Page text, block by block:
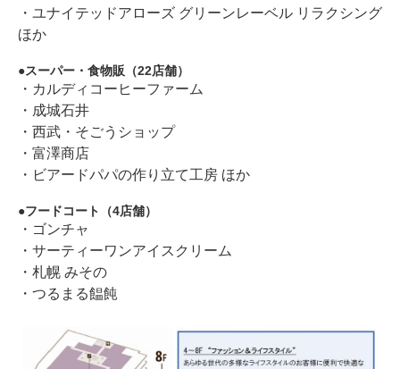
・ユナイテッドアローズ グリーンレーベル リラクシング
ほか
スーパー・食物販（22店舗）
・カルディコーヒーファーム
・成城石井
・西武・そごうショップ
・富澤商店
・ビアードパパの作り立て工房 ほか
フードコート（4店舗）
・ゴンチャ
・サーティーワンアイスクリーム
・札幌 みその
・つるまる饂飩